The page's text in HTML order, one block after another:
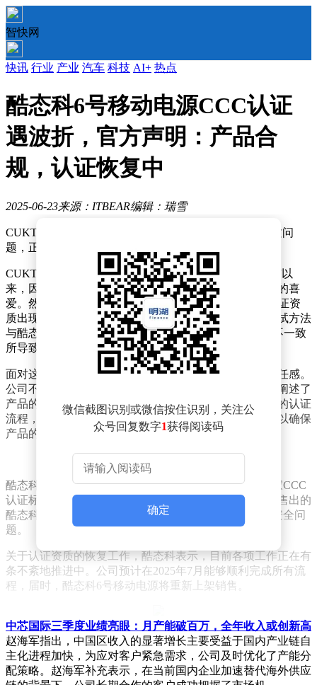
智快网
快讯 行业 产业 汽车 科技 AI+ 热点
酷态科6号移动电源CCC认证
遇波折，官方声明：产品合
规，认证恢复中
2025-06-23来源：ITBEAR编辑：瑞雪
CUKTECH酷态科近日针对其6号移动电源CCC认证资质问
题，正式对外发布了一则声明，澄清相关情况。
CUKTECH酷态科的6号超级电能块（移动电源）自面市以
来，因其紧凑的设计与强大的性能，迅速赢得了消费者的喜
爱。然而，近期在第三方抽检过程中，该产品的CCC认证资
质出现了异常。据悉，这是由于抽检中所采用的一个测试方法
与酷态科6号移动电源申请CCC证书时所用的测试方法不一致
所导致的。
面对这一情况，酷态科迅速作出反应，展现出高度的责任感。
公司不仅立即向相关认证机构递交了详尽的材料，详细阐述了
产品的技术参数及合规性证明，同时，也迅速启动了新的认证
流程，主动配合第三方检测机构进行全面的标准复查，以确保
产品的合规性。
酷态科在声明中强调，6号移动电源的设计完全遵循国家CCC
认证标准，且已符合国家标准要求。因此，对于此前已售出的
酷态科6号移动电源，消费者可以放心使用，无需担忧安全问
题。
关于认证资质的恢复工作，酷态科表示，目前各项工作正在有
条不紊地推进中。公司预计在2025年7月能够顺利完成所有流
程，届时，酷态科6号移动电源将重新上架销售。
酷态科还提醒广大读者，除了关注此次事件外，也不要错过其
他精彩内容，如《小米YU7，“大满配”》等相关报道。
微信截图识别或微信按住识别，关注公
众号回复数字1获得阅读码
确定
中芯国际三季度业绩亮眼：月产能破百万，全年收入或创新高
赵海军指出，中国区收入的显著增长主要受益于国内产业链自
主化进程加快，为应对客户紧急需求，公司及时优化了产能分
配策略。赵海军补充表示，在当前国内企业加速替代海外供应